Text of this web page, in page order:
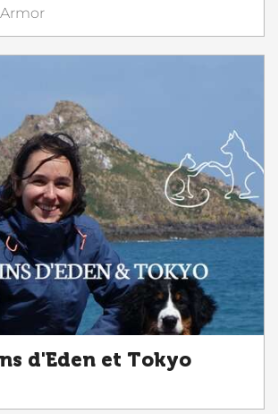
d'Eden et Tokyo